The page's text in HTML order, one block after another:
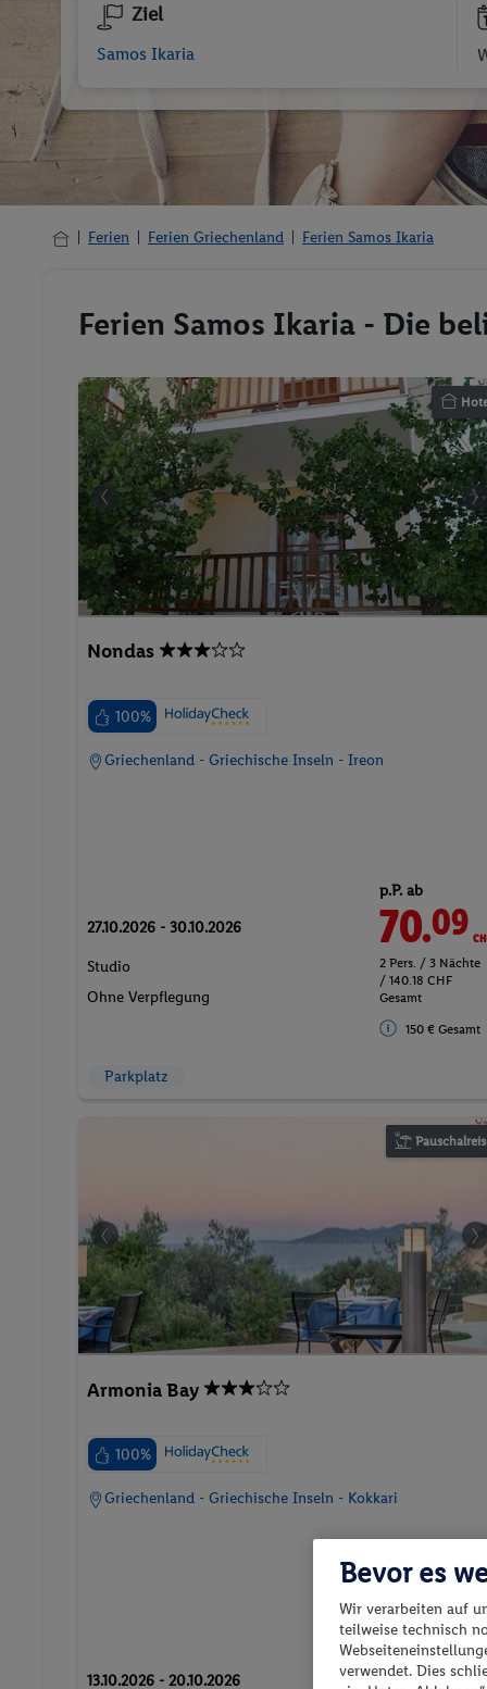
Ziel
Ferien Ferien Griechenland Ferien Samos Ikaria
Ferien Samos Ikaria - Die
Nondas
100%
Griechenland - Griechische Inseln - Ireon
27.10.2026 - 30.10.2026
Studio
Ohne Verpflegung
p.P. ab
70.09
2 Pers. / 3 Nächte
/ 140.18 CHF
Gesamt
150 € Gesamt
Parkplatz
Armonia Bay
100%
Griechenland - Griechische Inseln - Kokkari
13.10.2026 - 20.10.2026
p.P. ab
98
Bevor es
Wir verarbeiten auf
teilweise technisch
verwendet. Dies